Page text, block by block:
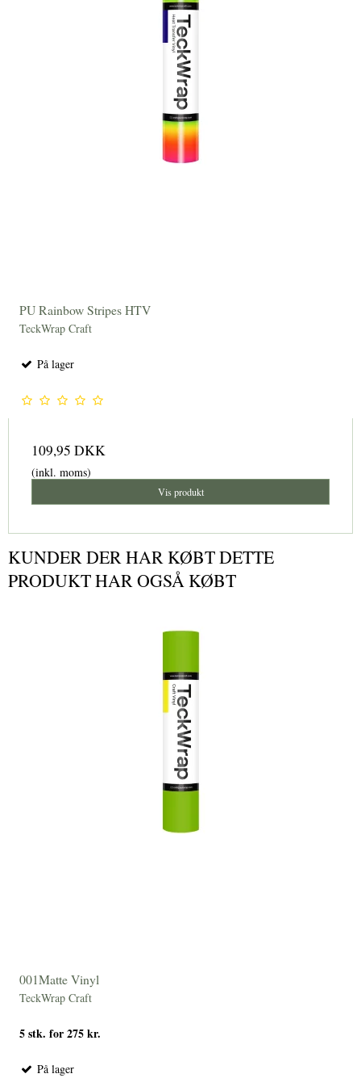
PU Rainbow Stripes HTV
TeckWrap Craft
På lager
109,95 DKK
(inkl. moms)
Vis produkt
KUNDER DER HAR KØBT DETTE
PRODUKT HAR OGSÅ KØBT
001Matte Vinyl
TeckWrap Craft
5 stk. for 275 kr.
På lager